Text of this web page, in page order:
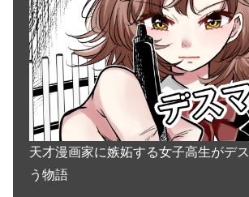
天才漫画家に嫉妬する女子高生がデ
う物語